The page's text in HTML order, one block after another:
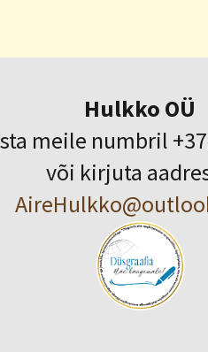
Hulkko OÜ
meile numbril
või kirjuta